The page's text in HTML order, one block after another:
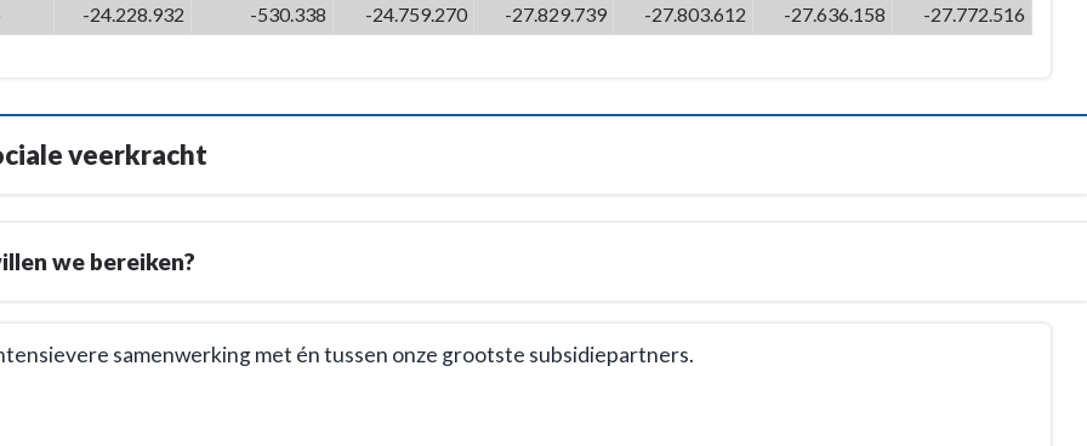
-24.228.932 -530.338 -24.759.270 -27.829.739 -27.803.612 -27.636.158 -27.772.516
veerkracht
we bereiken?
samenwerking met én tussen onze grootste subsidiepartners.